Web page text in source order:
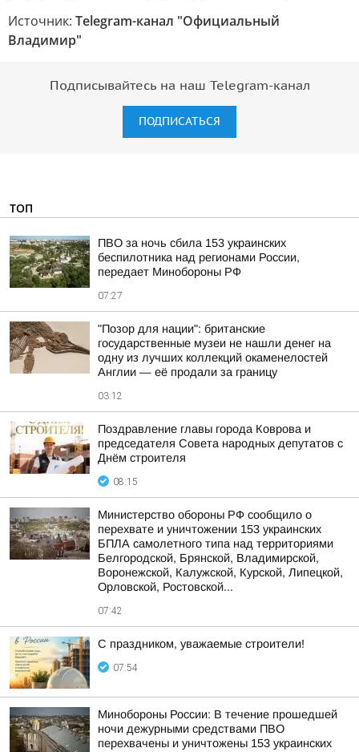
Источник: Telegram-канал "Официальный
Владимир"
Подписывайтесь на наш Telegram-канал
ПОДПИСАТЬСЯ
ТОП
ПВО за ночь сбила 153 украинских
беспилотника над регионами России,
передает Минобороны РФ
07:27
"Позор для нации": британские
государственные музеи не нашли денег на
одну из лучших коллекций окаменелостей
Англии — её продали за границу
03:12
Поздравление главы города Коврова и
председателя Совета народных депутатов с
Днём строителя
08:15
Министерство обороны РФ сообщило о
перехвате и уничтожении 153 украинских
БПЛА самолетного типа над территориями
Белгородской, Брянской, Владимирской,
Воронежской, Калужской, Курской, Липецкой,
Орловской, Ростовской...
07:42
С праздником, уважаемые строители!
07:54
Минобороны России: В течение прошедшей
ночи дежурными средствами ПВО
перехвачены и уничтожены 153 украинских